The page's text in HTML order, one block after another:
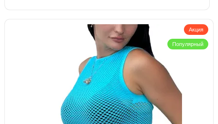
Акция
Популярный